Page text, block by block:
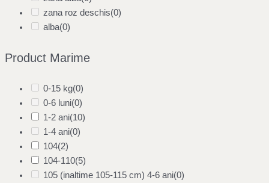
zana roz deschis(0)
alba(0)
Product Marime
0-15 kg(0)
0-6 luni(0)
1-2 ani(10)
1-4 ani(0)
104(2)
104-110(5)
105 (inaltime 105-115 cm) 4-6 ani(0)